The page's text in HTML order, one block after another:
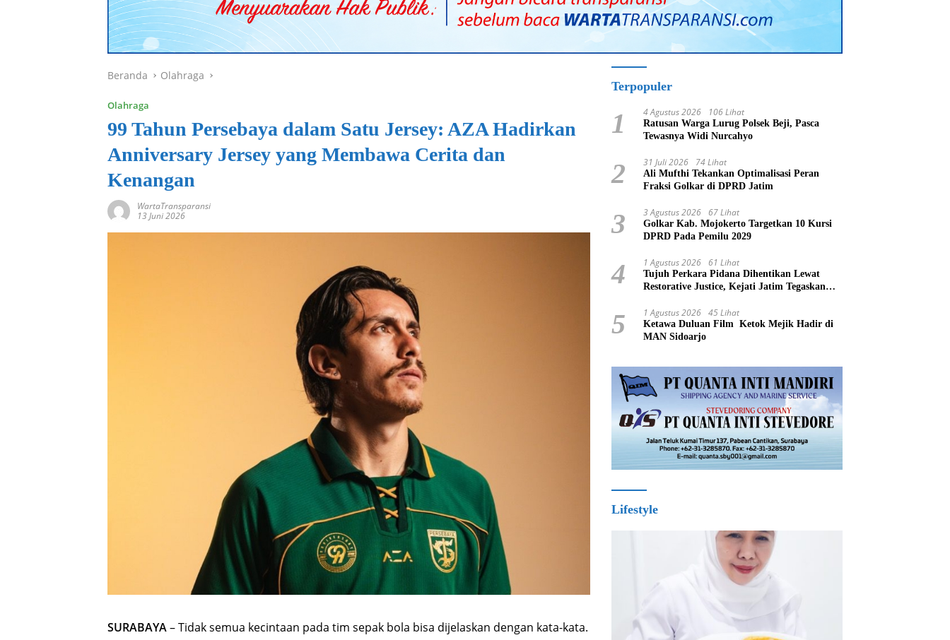
Beranda Olahraga
Olahraga
99 Tahun Persebaya dalam Satu Jersey: AZA Hadirkan
Anniversary Jersey yang Membawa Cerita dan
Kenangan
WartaTransparansi
13 Juni 2026
SURABAYA– Tidak semua kecintaan pada tim sepak bola bisa dijelaskan dengan kata-kata.
Terpopuler
1 4 Agustus 2026 106 Lihat
Ratusan Warga Lurug Polsek Beji, Pasca
Tewasnya Widi Nurcahyo
2 31 Juli 2026 74 Lihat
Ali Mufthi Tekankan Optimalisasi Peran
Fraksi Golkar di DPRD Jatim
3 3 Agustus 2026 67 Lihat
Golkar Kab. Mojokerto Targetkan 10 Kursi
DPRD Pada Pemilu 2029
4 1 Agustus 2026 61 Lihat
Tujuh Perkara Pidana Dihentikan Lewat
Restorative Justice, Kejati Jatim Tegaskan
5 1 Agustus 2026 45 Lihat
Ketawa Duluan Film Ketok Mejik Hadir di
MAN Sidoarjo
Lifestyle